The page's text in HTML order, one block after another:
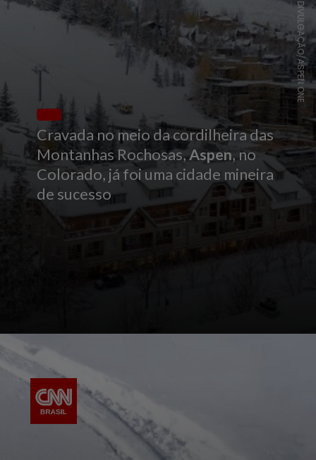
Cravada no meio da cordilheira das
Montanhas Rochosas,Aspen, no
Colorado, já foi uma cidade mineira
de sucesso
DIVULGAÇÃO/ASPEN ONE